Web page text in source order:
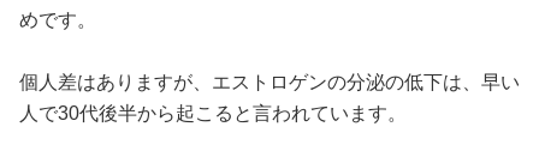
めです。
個人差はありますが、エストロゲンの分泌の低下は、早い
人で30代後半から起こると言われています。